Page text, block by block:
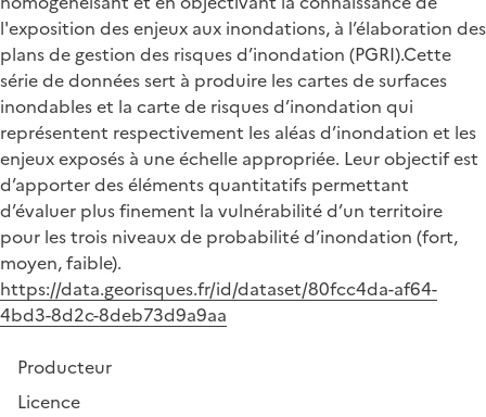
l'exposition des enjeux aux inondations, à l’élaboration des
plans de gestion des risques d’inondation (PGRI).Cette
série de données sert à produire les cartes de surfaces
inondables et la carte de risques d’inondation qui
représentent respectivement les aléas d’inondation et les
enjeux exposés à une échelle appropriée. Leur objectif est
d’apporter des éléments quantitatifs permettant
d’évaluer plus finement la vulnérabilité d’un territoire
pour les trois niveaux de probabilité d’inondation (fort,
moyen, faible).
https://data.georisques.fr/id/dataset/80fcc4da-af64-
4bd3-8d2c-8deb73d9a9aa
Producteur
Licence